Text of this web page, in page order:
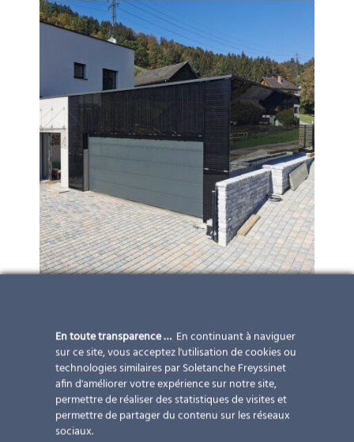
En toute transparence … En continuant à naviguer
sur ce site, vous acceptez l'utilisation de cookies ou
technologies similaires par Soletanche Freyssinet
afin d'améliorer votre expérience sur notre site,
permettre de réaliser des statistiques de visites et
permettre de partager du contenu sur les réseaux
sociaux.